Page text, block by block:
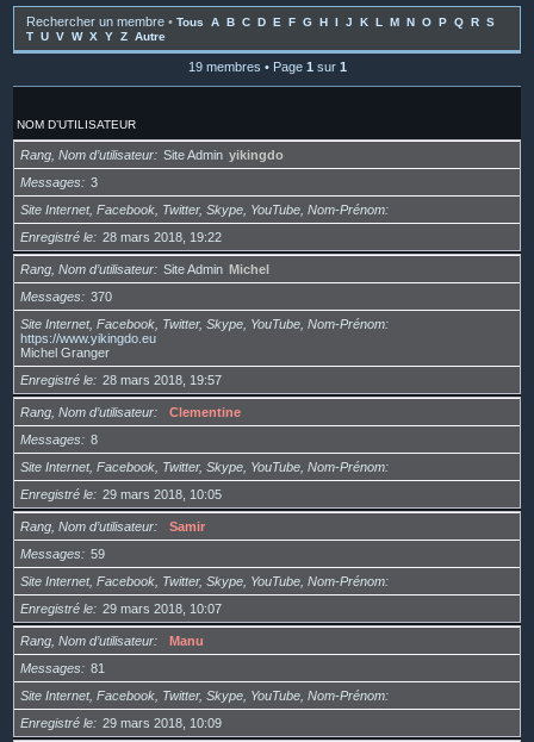
Rechercher un membre • Tous A B C D E F G H I J K L M N O P Q R S
T U V W X Y Z Autre
19 membres • Page 1 sur 1
NOM D’UTILISATEUR
Rang, Nom d’utilisateur Site Admin yikingdo
Messages
3
Site Internet, Facebook, Twitter, Skype, YouTube, Nom-Prénom
Enregistré le
28 mars 2018, 19:22
Rang, Nom d’utilisateur Site Admin Michel
Messages
370
Site Internet, Facebook, Twitter, Skype, YouTube, Nom-Prénom
https://www.yikingdo.eu
Michel Granger
Enregistré le
28 mars 2018, 19:57
Rang, Nom d’utilisateur
Clementine
Messages
8
Site Internet, Facebook, Twitter, Skype, YouTube, Nom-Prénom
Enregistré le
29 mars 2018, 10:05
Rang, Nom d’utilisateur
Samir
Messages
59
Site Internet, Facebook, Twitter, Skype, YouTube, Nom-Prénom
Enregistré le
29 mars 2018, 10:07
Rang, Nom d’utilisateur
Manu
Messages
81
Site Internet, Facebook, Twitter, Skype, YouTube, Nom-Prénom
Enregistré le
29 mars 2018, 10:09